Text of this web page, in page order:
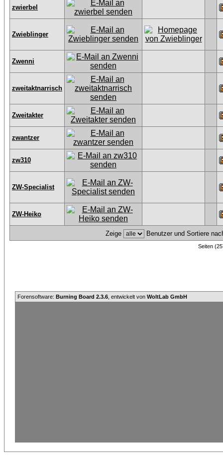
zwierbel
Zwieblinger
Zwenni
zweitaktnarrisch
Zweitakter
zwantzer
zw310
ZW-Specialist
ZW-Heiko
Zeige Benutzer und Sortiere
Seiten
Forensoftware: Burning Board 2.3.6 , entwickelt von WoltLab GmbH